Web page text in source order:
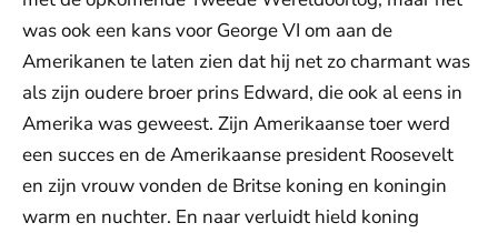
was ook een kans voor George VI om aan de
Amerikanen te laten zien dat hij net zo charmant was
als zijn oudere broer prins Edward, die ook al eens in
Amerika was geweest. Zijn Amerikaanse toer werd
een succes en de Amerikaanse president Roosevelt
en zijn vrouw vonden de Britse koning en koningin
warm en nuchter. En naar verluidt hield koning